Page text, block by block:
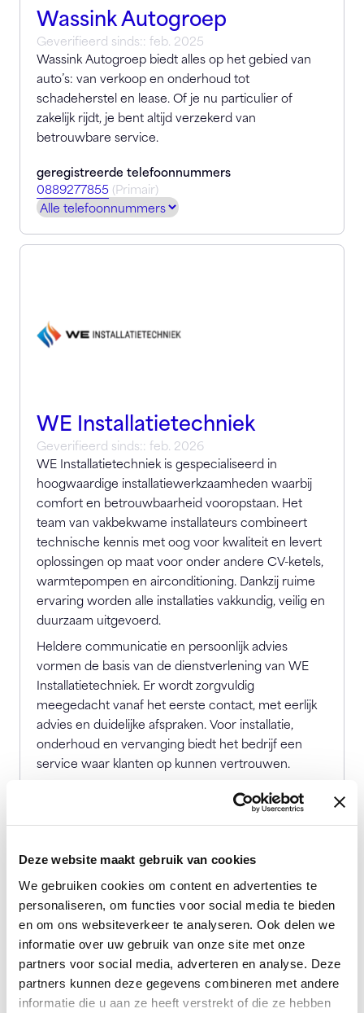
Deze website maakt gebruik van cookies
We gebruiken cookies om content en advertenties te
personaliseren, om functies voor social media te bieden
en om ons websiteverkeer te analyseren. Ook delen we
informatie over uw gebruik van onze site met onze
partners voor social media, adverteren en analyse. Deze
partners kunnen deze gegevens combineren met andere
informatie die u aan ze heeft verstrekt of die ze hebben
Wassink Autogroep
Geverifieerd sinds:: feb. 2025
Wassink Autogroep biedt alles op het gebied van
auto’s: van verkoop en onderhoud tot
schadeherstel en lease. Of je nu particulier of
zakelijk rijdt, je bent altijd verzekerd van
betrouwbare service.
geregistreerde telefoonnummers
0889277855 (Primair)
WE Installatietechniek
Geverifieerd sinds:: feb. 2026
WE Installatietechniek is gespecialiseerd in
hoogwaardige installatiewerkzaamheden waarbij
comfort en betrouwbaarheid vooropstaan. Het
team van vakbekwame installateurs combineert
technische kennis met oog voor kwaliteit en levert
oplossingen op maat voor onder andere CV-ketels,
warmtepompen en airconditioning. Dankzij ruime
ervaring worden alle installaties vakkundig, veilig en
duurzaam uitgevoerd.
Heldere communicatie en persoonlijk advies
vormen de basis van de dienstverlening van WE
Installatietechniek. Er wordt zorgvuldig
meegedacht vanaf het eerste contact, met eerlijk
advies en duidelijke afspraken. Voor installatie,
onderhoud en vervanging biedt het bedrijf een
service waar klanten op kunnen vertrouwen.